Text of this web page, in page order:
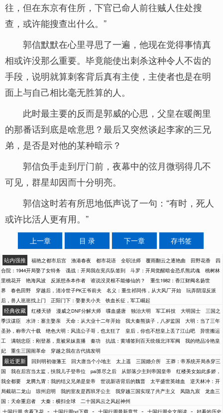
往，但在东京有住所，下官已命人前往贼人住处搜
查，或许能搜查出什么。”
郭信默默在心里寻思了一遍，他现在觉得事情真
相或许没那么重要。毕竟能使出刺杀这种令人不齿的
手段，说明就算刺客背后真有主使，主使者也是在明
面上与自己相比毫无胜算的人。
此时最主要的反而是郭威的心思，父皇在暖阁里
的那番话到底是啥意思？最后又突然谈起李家的三兄
弟，是否是对他的某种暗示？
郭信负手走到厅门前，夜幕中的弦月微弱得几不
可见，群星却因而十分明亮。
郭信这时若有所思地低声说了一句：“有时，死人
或许比活人更有用。”
上一章 目 录 下一章 存书签
站内强推 福艳之都市后宫 渔港春夜 都市花语 全职法师 覆雨翻云之逐艳曲 田野花香
四
合院：1944开局娶了女特务
谍战：开局我在宪兵队签到 斗罗：开局觉醒暗金恐爪熊武魂
桃树林
里桃花开
艳海风波 反派想杀本作者 谁说没灵根不能修仙的？
重生1982：香江财阀名扬世
界
春色田野 穿越后，清冷世子PK王爷前夫 名义：重生祁同伟，从大风厂开始
玩弄阴湿反派
后，兽人崽崽找上门
正阳门下：娶妻关小关 铁血长征，军工崛起
经典收藏 红楼天骄 漫威之DNF分解大师 喋血盛唐 独治大明 军工科技 大明国士
三国之
季汉谋臣
水浒：寨主娶亲 天命：从大业十二年开始 我大秦熊孩子，八岁监国
大明：当了三年
圣孙，称帝六十载
绝色大明：风流公子哥，也太狂了 皇后，你也不想皇上丢了江山吧
异世搬运
工
满朝忠臣：刚登基，竟被呆妹直播 秦功 抗战：黄埔签到百天统领北洋军阀
我的绝品冷艳皇
妃
重生三国闹革命 穿越之我在古代搞发明
最近更新 回到明初做藩王 回大唐当个小地主 太上遥 三国婚介所
王莽：帝系统开局杀穿三
国
我在后宫当太监，扶我儿子登帝位 pai算尽之后 从部落少主到帝国皇帝
红楼美女如此多娇，
我全都要
龙腾九霄：我的结义兄弟是皇帝 世说新语背后的魏晋 太平盛世英雄血
逆天林冲：开
局截胡二龙山
琼州启明 我的室友是西班牙公主 我穿越三国实现了共产主义 凤隐九宸
龙血三
国：天命重启者
大秦：横扫全球
二十国风云之风起神州
十国行周 贪看飞花 - 十国行周txt下载 - 十国行周最新章节 - 十国行周全文阅读 - 好看的历史